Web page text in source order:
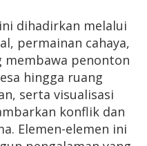
dihadirkan melalui
permainan cahaya,
membawa penonton
hingga ruang
serta visualisasi
konflik dan
Elemen-elemen ini